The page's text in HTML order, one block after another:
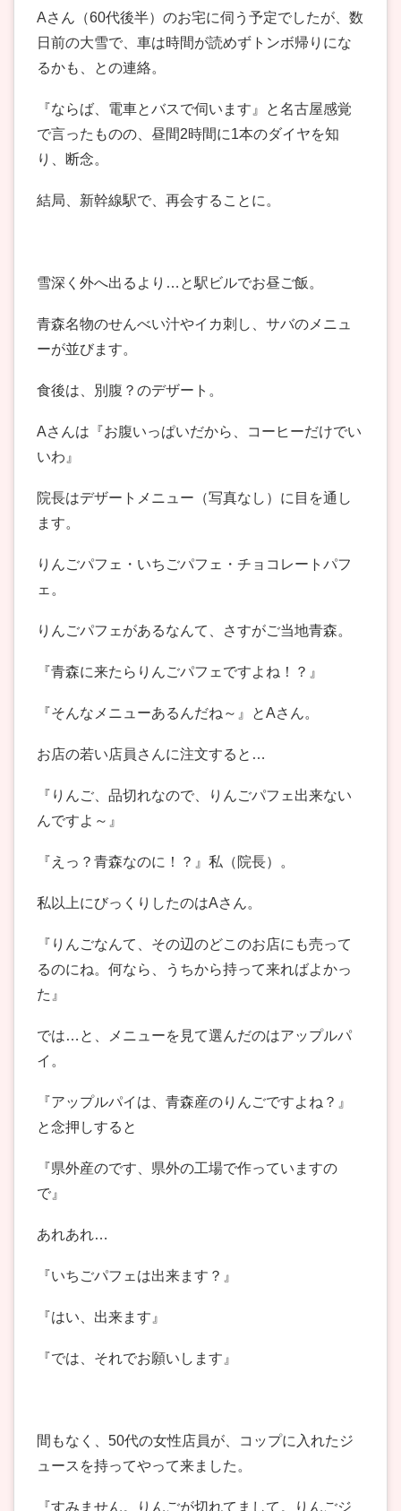
Aさん（60代後半）のお宅に伺う予定でしたが、数
日前の大雪で、車は時間が読めずトンボ帰りにな
るかも、との連絡。
『ならば、電車とバスで伺います』と名古屋感覚
で言ったものの、昼間2時間に1本のダイヤを知
り、断念。
結局、新幹線駅で、再会することに。
雪深く外へ出るより…と駅ビルでお昼ご飯。
青森名物のせんべい汁やイカ刺し、サバのメニュ
ーが並びます。
食後は、別腹？のデザート。
Aさんは『お腹いっぱいだから、コーヒーだけでい
いわ』
院長はデザートメニュー（写真なし）に目を通し
ます。
りんごパフェ・いちごパフェ・チョコレートパフ
ェ。
りんごパフェがあるなんて、さすがご当地青森。
『青森に来たらりんごパフェですよね！？』
『そんなメニューあるんだね～』とAさん。
お店の若い店員さんに注文すると…
『りんご、品切れなので、りんごパフェ出来ない
んですよ～』
『えっ？青森なのに！？』私（院長）。
私以上にびっくりしたのはAさん。
『りんごなんて、その辺のどこのお店にも売って
るのにね。何なら、うちから持って来ればよかっ
た』
では…と、メニューを見て選んだのはアップルパ
イ。
『アップルパイは、青森産のりんごですよね？』
と念押しすると
『県外産のです、県外の工場で作っていますの
で』
あれあれ…
『いちごパフェは出来ます？』
『はい、出来ます』
『では、それでお願いします』
間もなく、50代の女性店員が、コップに入れたジ
ュースを持ってやって来ました。
『すみません。りんごが切れてまして。りんごジ